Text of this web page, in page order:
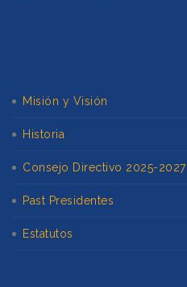
Misión y Visión
Historia
Consejo Directivo 2025-2027
Past Presidentes
Estatutos